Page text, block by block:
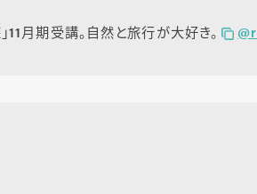
月期受講。自然と旅行が大好き。